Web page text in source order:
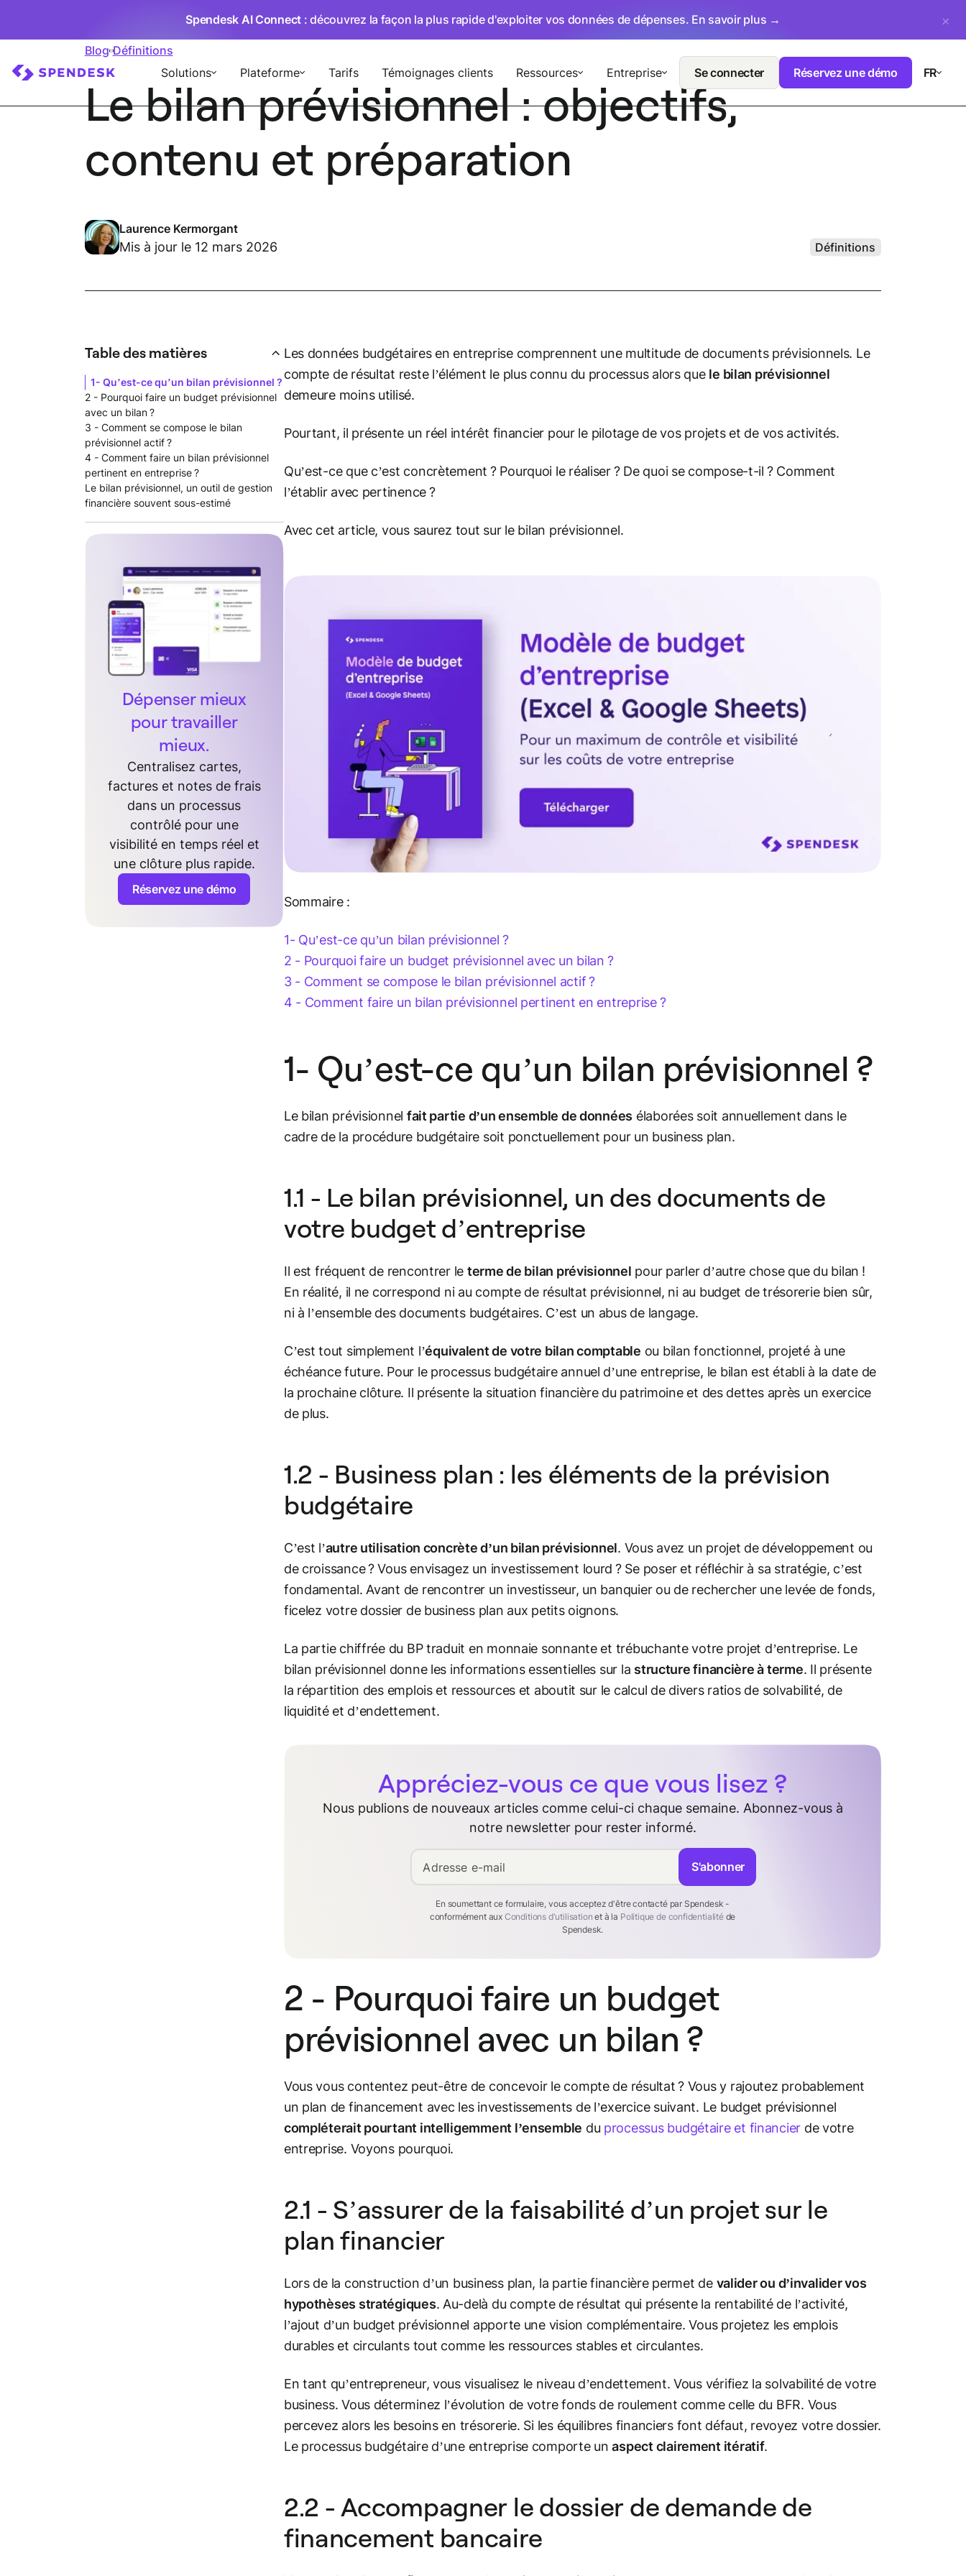
Spendesk AI Connect : découvrez la façon la plus rapide d'exploiter vos données de dépenses. En savoir plus →
Solutions Plateforme Tarifs Témoignages clients Ressources Entreprise Se connecter Réservez une démo FR
Blog Définitions
Le bilan prévisionnel : objectifs,
contenu et préparation
Laurence Kermorgant
Mis à jour le 12 mars 2026 Définitions
Les données budgétaires en entreprise comprennent une multitude de documents prévisionnels. Le
compte de résultat reste l’élément le plus connu du processus alors que le bilan prévisionnel
demeure moins utilisé.
Pourtant, il présente un réel intérêt financier pour le pilotage de vos projets et de vos activités.
Qu’est-ce que c’est concrètement ? Pourquoi le réaliser ? De quoi se compose-t-il ? Comment
l’établir avec pertinence ?
Avec cet article, vous saurez tout sur le bilan prévisionnel.
Sommaire :
1- Qu’est-ce qu’un bilan prévisionnel ?
2 - Pourquoi faire un budget prévisionnel avec un bilan ?
3 - Comment se compose le bilan prévisionnel actif ?
4 - Comment faire un bilan prévisionnel pertinent en entreprise ?
1- Qu’est-ce qu’un bilan prévisionnel ?
Le bilan prévisionnel fait partie d’un ensemble de données élaborées soit annuellement dans le
cadre de la procédure budgétaire soit ponctuellement pour un business plan.
1.1 - Le bilan prévisionnel, un des documents de
votre budget d’entreprise
Il est fréquent de rencontrer le terme de bilan prévisionnel pour parler d’autre chose que du bilan !
En réalité, il ne correspond ni au compte de résultat prévisionnel, ni au budget de trésorerie bien sûr,
ni à l’ensemble des documents budgétaires. C’est un abus de langage.
C’est tout simplement l’équivalent de votre bilan comptable ou bilan fonctionnel, projeté à une
échéance future. Pour le processus budgétaire annuel d’une entreprise, le bilan est établi à la date de
la prochaine clôture. Il présente la situation financière du patrimoine et des dettes après un exercice
de plus.
1.2 - Business plan : les éléments de la prévision
budgétaire
C’est l’autre utilisation concrète d’un bilan prévisionnel. Vous avez un projet de développement ou
de croissance ? Vous envisagez un investissement lourd ? Se poser et réfléchir à sa stratégie, c’est
fondamental. Avant de rencontrer un investisseur, un banquier ou de rechercher une levée de fonds,
ficelez votre dossier de business plan aux petits oignons.
La partie chiffrée du BP traduit en monnaie sonnante et trébuchante votre projet d’entreprise. Le
bilan prévisionnel donne les informations essentielles sur la structure financière à terme. Il présente
la répartition des emplois et ressources et aboutit sur le calcul de divers ratios de solvabilité, de
liquidité et d’endettement.
Appréciez-vous ce que vous lisez ?
Nous publions de nouveaux articles comme celui-ci chaque semaine. Abonnez-vous à
notre newsletter pour rester informé.
Adresse e-mail
En soumettant ce formulaire, vous acceptez d'être contacté par Spendesk -
conformément aux Conditions d'utilisation et à la Politique de confidentialitéde
Spendesk.
S'abonner
2 - Pourquoi faire un budget
prévisionnel avec un bilan ?
Vous vous contentez peut-être de concevoir le compte de résultat ? Vous y rajoutez probablement
un plan de financement avec les investissements de l’exercice suivant. Le budget prévisionnel
compléterait pourtant intelligemment l’ensemble du processus budgétaire et financier de votre
entreprise. Voyons pourquoi.
2.1 - S’assurer de la faisabilité d’un projet sur le
plan financier
Lors de la construction d’un business plan, la partie financière permet de valider ou d’invalider vos
hypothèses stratégiques. Au-delà du compte de résultat qui présente la rentabilité de l’activité,
l’ajout d’un budget prévisionnel apporte une vision complémentaire. Vous projetez les emplois
durables et circulants tout comme les ressources stables et circulantes.
En tant qu’entrepreneur, vous visualisez le niveau d’endettement. Vous vérifiez la solvabilité de votre
business. Vous déterminez l’évolution de votre fonds de roulement comme celle du BFR. Vous
percevez alors les besoins en trésorerie. Si les équilibres financiers font défaut, revoyez votre dossier.
Le processus budgétaire d’une entreprise comporte unaspect clairement itératif.
2.2 - Accompagner le dossier de demande de
financement bancaire
Table des matières
1- Qu’est-ce qu’un bilan prévisionnel ?
2 - Pourquoi faire un budget prévisionnel
avec un bilan ?
3 - Comment se compose le bilan
prévisionnel actif ?
4 - Comment faire un bilan prévisionnel
pertinent en entreprise ?
Le bilan prévisionnel, un outil de gestion
financière souvent sous-estimé
Dépenser mieux
pour travailler
mieux.
Centralisez cartes,
factures et notes de frais
dans un processus
contrôlé pour une
visibilité en temps réel et
une clôture plus rapide.
Réservez une démo